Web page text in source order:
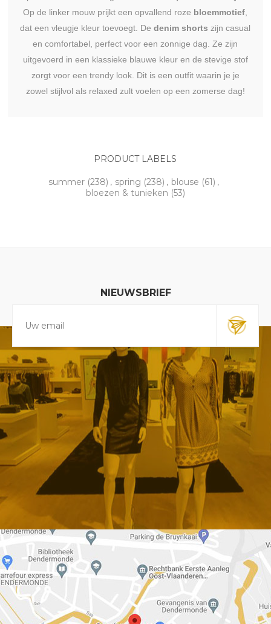
Op de linker mouw prijkt een opvallend roze bloemmotief
dat een vleugje kleur toevoegt. Dedenim shorts zijn casual
en comfortabel, perfect voor een zonnige dag. Ze zijn
uitgevoerd in een klassieke blauwe kleur en de stevige stof
zorgt voor een trendy look. Dit is een outfit waarin je je
zowel stijlvol als relaxed zult voelen op een zomerse dag!
PRODUCT LABELS
summer (238) , spring (238) , blouse (61) ,
bloezen & tunieken (53)
NIEUWSBRIEF